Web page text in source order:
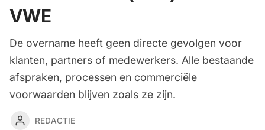
VWE
De overname heeft geen directe gevolgen voor
klanten, partners of medewerkers. Alle bestaande
afspraken, processen en commerciële
voorwaarden blijven zoals ze zijn.
REDACTIE